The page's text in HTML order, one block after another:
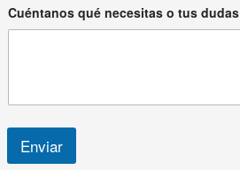
Cuéntanos qué necesitas o tus dudas
Enviar